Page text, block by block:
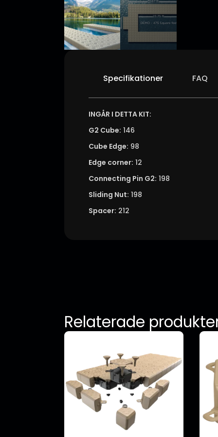
Specifikationer FAQ
INGÅR I DETTA KIT:
G2 Cube: 146
Cube Edge: 98
Edge corner: 12
Connecting Pin G2: 198
Sliding Nut: 198
Spacer: 212
Relaterade